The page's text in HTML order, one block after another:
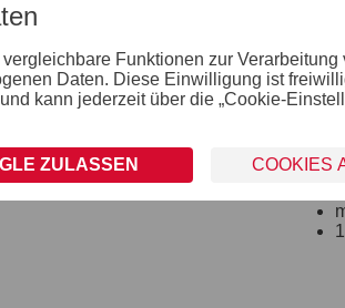
Funktionen zur Verarbeitung
Daten. Diese Einwilligung ist
kann jederzeit über die „Cookie-
ZULASSEN COOKIES